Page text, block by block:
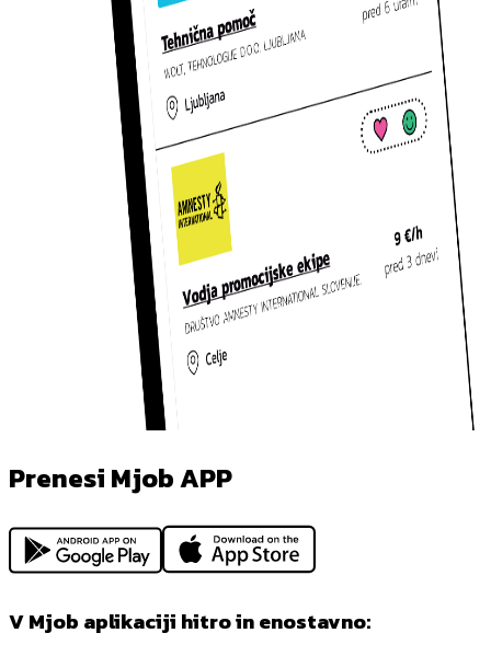
Prenesi Mjob APP
V Mjob aplikaciji hitro in enostavno: